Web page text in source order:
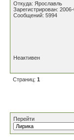
Откуда: Ярославль
Зарегистрирован:
Сообщений: 5994
Неактивен
Страниц: 1
Перейти